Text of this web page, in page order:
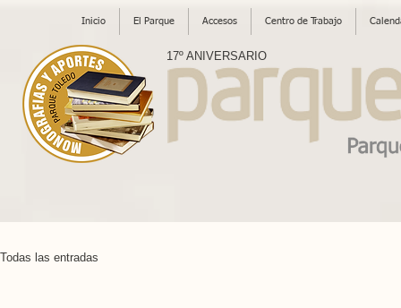
Inicio El Parque Accesos Centro de Trabajo
17º ANIVERSARIO
Todas las entradas